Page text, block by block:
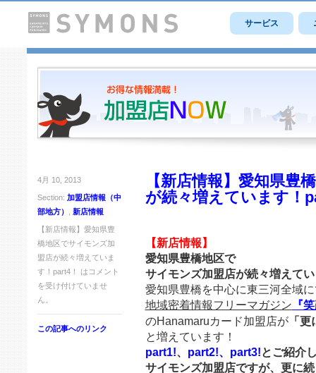
サービス
4月 10, 2013
Section: 加盟店情報（中
部地方）
新店情報
【新店情報】愛知県豊
橋地区でサイモンズ加
盟店が続々増えていま
す！part4！ は コメント
を受け付けていませ
ん。
この記事へのリンク
【新店情報】愛知県豊
が続々増えています！
【新店情報】
愛知県豊橋地区で
サイモンズ加盟店が続々増えて
愛知県豊橋を中心に東三河全域
地域密着情報フリーマガジン 『
のHanamaruカード加盟店が「更
と増えています！
part1!、 part2!、 part3!とご紹介
サイモンズ加盟店ですが、更に